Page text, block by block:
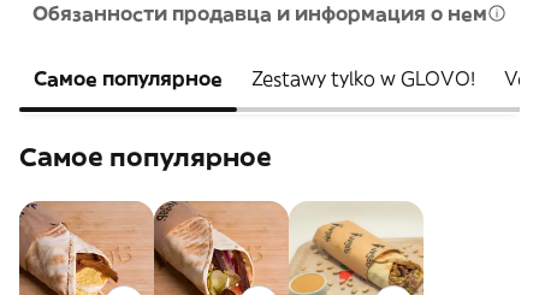
Обязанности продавца и информация о нем
Самое популярное Zestawy tylko w GLOVO!
Самое популярное